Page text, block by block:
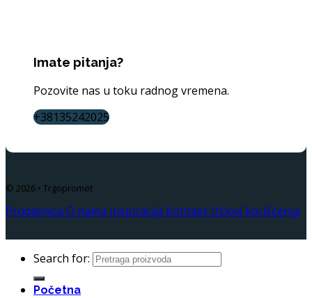
Imate pitanja?
Pozovite nas u toku radnog vremena.
+38135242025
© 2026 • Trgopromet
Prodavnica O nama Inspiracija Kontakt Uslovi korišćenja
Search for:
Početna